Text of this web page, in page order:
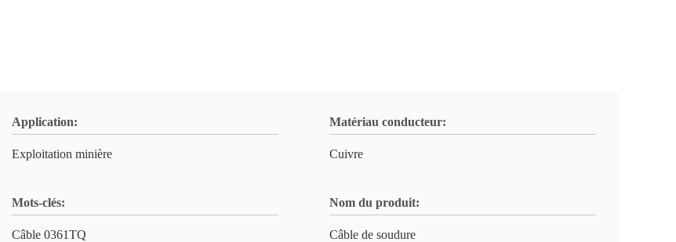
Application:
Exploitation minière
Matériau conducteur:
Cuivre
Mots-clés:
Câble 0361TQ
Nom du produit:
Câble de soudure